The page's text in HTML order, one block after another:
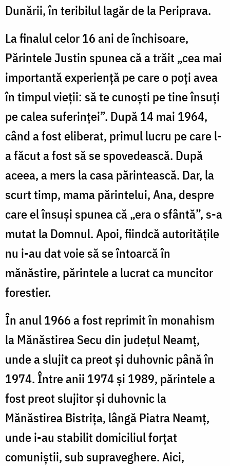
Dunării, în teribilul lagăr de la Periprava.
La finalul celor 16 ani de închisoare,
Părintele Justin spunea că a trăit „cea mai
importantă experienţă pe care o poţi avea
în timpul vieţii: să te cunoşti pe tine însuţi
pe calea suferinţei”. După 14 mai 1964,
când a fost eliberat, primul lucru pe care l-
a făcut a fost să se spovedească. După
aceea, a mers la casa părintească. Dar, la
scurt timp, mama părintelui, Ana, despre
care el însuşi spunea că „era o sfântă”, s-a
mutat la Domnul. Apoi, fiindcă autoritățile
nu i-au dat voie să se întoarcă în
mănăstire, părintele a lucrat ca muncitor
forestier.
În anul 1966 a fost reprimit în monahism
la Mănăstirea Secu din judeţul Neamţ,
unde a slujit ca preot și duhovnic până în
1974. Între anii 1974 și 1989, părintele a
fost preot slujitor și duhovnic la
Mănăstirea Bistrița, lângă Piatra Neamț,
unde i-au stabilit domiciliul forțat
comuniștii, sub supraveghere. Aici,